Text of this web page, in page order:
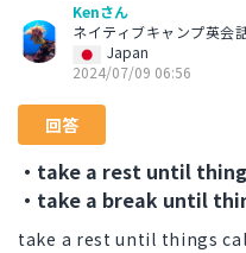
Kenさん
ネイティブキャンプ英会
Japan
2024/07/09 06:56
回答
・take a rest until
・take a break until
take a rest until things